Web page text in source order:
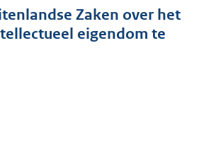
Zaken over het
eigendom te